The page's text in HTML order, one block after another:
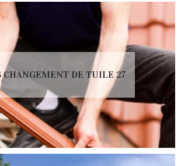
CHANGEMENT DE TUILE 27